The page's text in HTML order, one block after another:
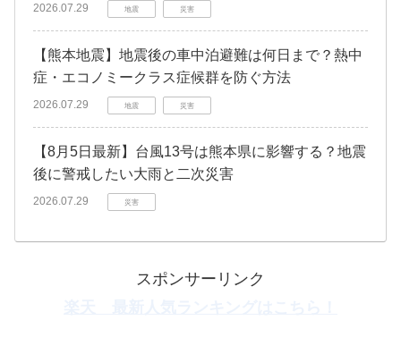
2026.07.29 地震 災害
【熊本地震】地震後の車中泊避難は何日まで？熱中
症・エコノミークラス症候群を防ぐ方法
2026.07.29 地震 災害
【8月5日最新】台風13号は熊本県に影響する？地震
後に警戒したい大雨と二次災害
2026.07.29 災害
スポンサーリンク